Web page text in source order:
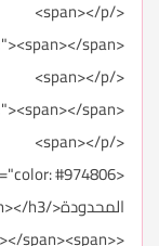
</span></p>
<p><span style="color: #974806;"><span></span>
</span></p>
<p><span style="color: #974806;"><span></span>
</span></p>
المحدودة</span></h3>
span><span>